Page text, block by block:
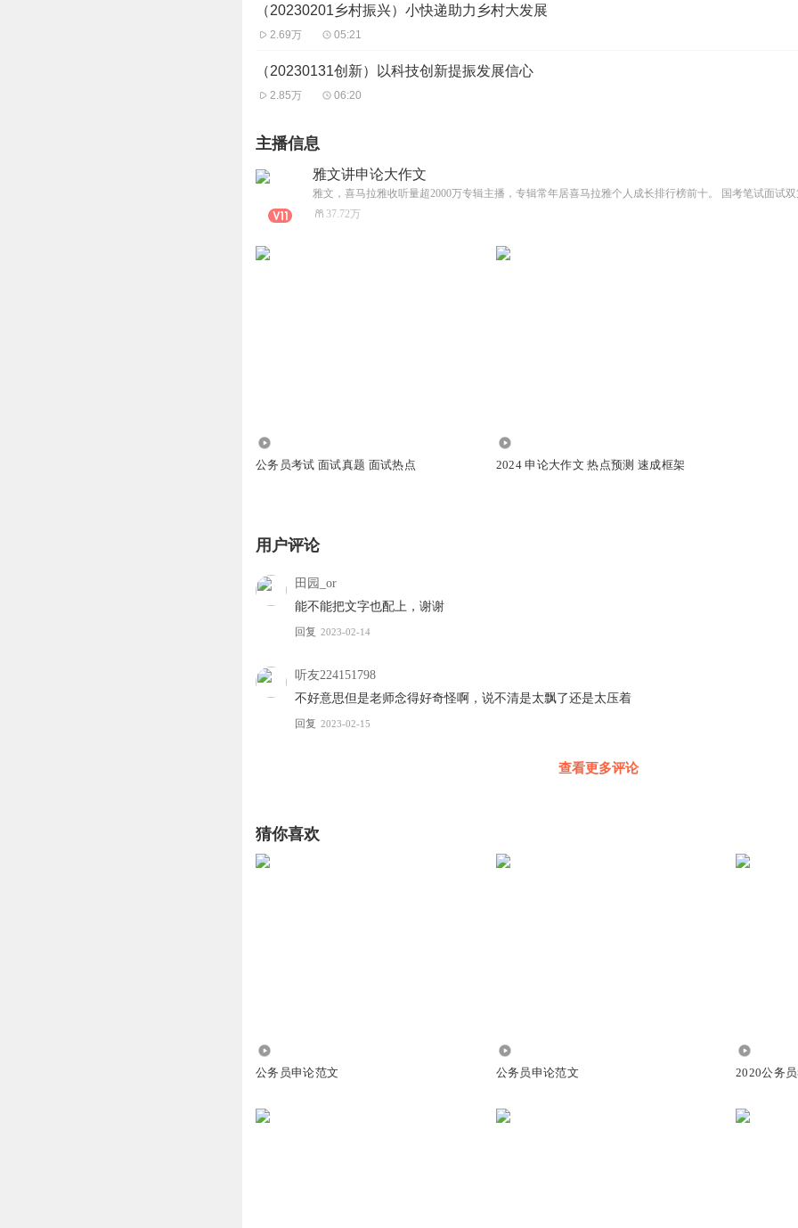
（20230201乡村振兴）小快递助力乡村大发展
2.69万 05:21
（20230131创新）以科技创新提振发展信心
2.85万 06:20
主播信息
雅文讲申论大作文
37.72万
公务员考试 面试真题 面试热点 2024 申论大作文 热点预测 速成框架
用户评论
田园_or
能不能把文字也配上，谢谢
回复 2023-02-14
听友224151798
不好意思但是老师念得好奇怪啊，说不清是太飘了还是太压着
回复 2023-02-15
查看更多评论
猜你喜欢
公务员申论范文 公务员申论范文 2020公务